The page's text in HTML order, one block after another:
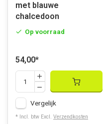
met blauwe
chalcedoon
Op voorraad
54,00*
Vergelijk
* Incl. btw Excl. Verzendkosten